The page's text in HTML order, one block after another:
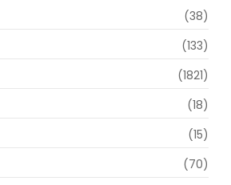
(38)
(133)
(1821)
(18)
(15)
(70)